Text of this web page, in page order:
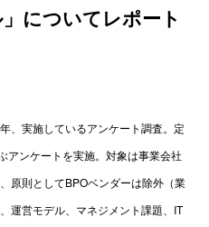
についてレポート
、実施しているアンケート調査。定
アンケートを実施。対象は事業会社
原則としてBPOベンダーは除外（業
運営モデル、マネジメント課題、IT